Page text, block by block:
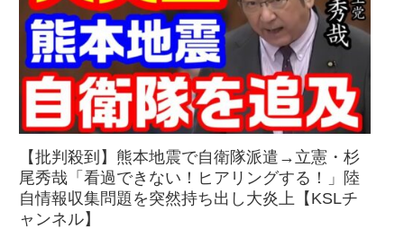
【批判殺到】熊本地震で自衛隊派遣→立憲・杉
尾秀哉「看過できない！ヒアリングする！」陸
自情報収集問題を突然持ち出し大炎上【KSLチ
ャンネル】